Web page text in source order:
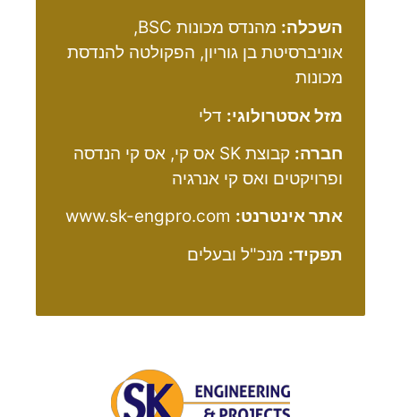
השכלה:
מהנדס מכונות BSC,
אוניברסיטת בן גוריון, הפקולטה להנדסת
מכונות
מזל אסטרולוגי: דלי
חברה:
קבוצת SK אס קי, אס קי הנדסה
ופרויקטים ואס קי אנרגיה
אתר אינטרנט: www.sk-engpro.com
תפקיד: מנכ"ל ובעלים